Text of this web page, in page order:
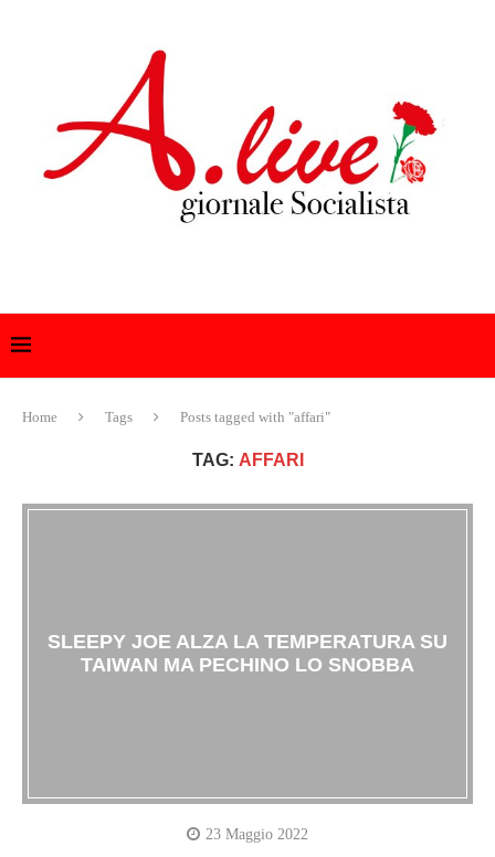
Home Tags Posts tagged with "affari"
TAG: AFFARI
SLEEPY JOE ALZA LA TEMPERATURA SU
TAIWAN MA PECHINO LO SNOBBA
23 Maggio 2022